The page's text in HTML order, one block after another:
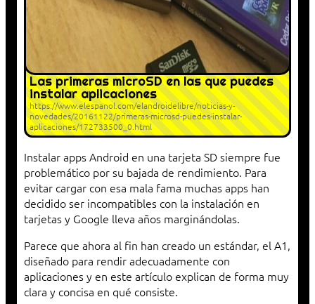
Las primeras microSD en las que puedes
instalar aplicaciones
https://www.elespanol.com/elandroidelibre/noticias-y-
novedades/20161122/primeras-microsd-puedes-instalar-
aplicaciones/172733500_0.html
Instalar apps Android en una tarjeta SD siempre fue
problemático por su bajada de rendimiento. Para
evitar cargar con esa mala fama muchas apps han
decidido ser incompatibles con la instalación en
tarjetas y Google lleva años marginándolas.
Parece que ahora al fin han creado un estándar, el A1,
diseñado para rendir adecuadamente con
aplicaciones y en este artículo explican de forma muy
clara y concisa en qué consiste.